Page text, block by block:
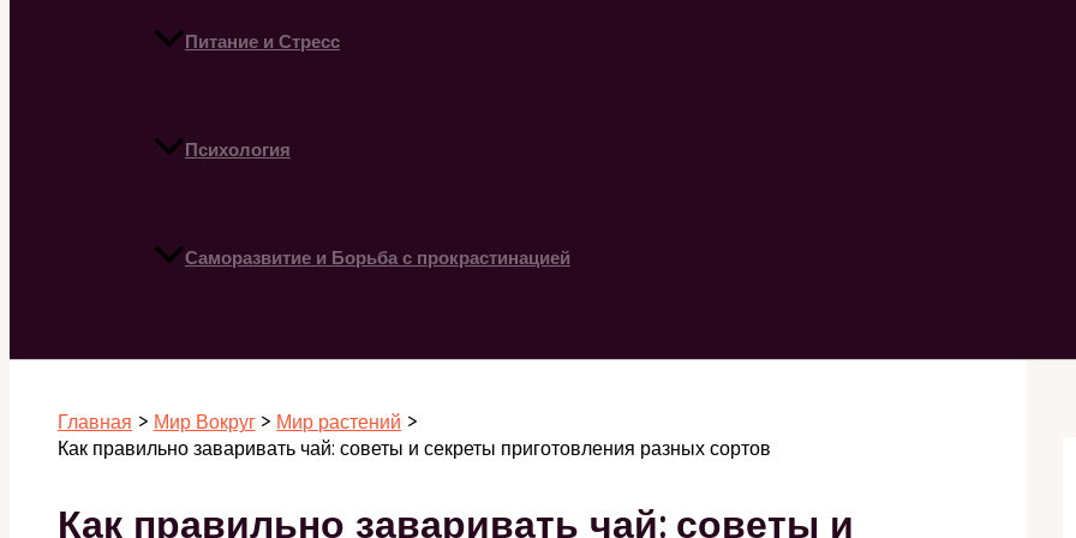
Питание и Стресс
Психология
Саморазвитие и Борьба с прокрастинацией
Главная Мир Вокруг
Мир растений
Как правильно заваривать чай: советы и секреты приготовления разных сортов
Как правильно заваривать чай: советы и